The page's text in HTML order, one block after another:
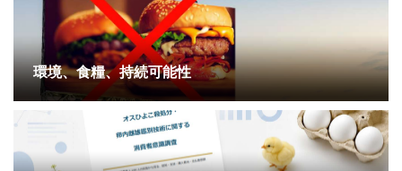
環境、食糧、持続可能性